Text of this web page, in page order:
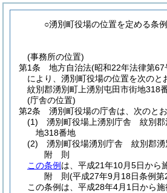
○湧別町役場の位置を定める条例
(事務所の位置)
第1条
地方自治法(昭和22年法律第67
により、湧別町役場の位置を次のと
紋別郡湧別町上湧別屯田市街地318
(庁舎の位置)
第2条
湧別町役場の庁舎は、次のとお
(1)
湧別町役場上湧別庁舎 紋別郡
地318番地
(2)
湧別町役場湧別庁舎 紋別郡湧
附 則
この条例 は、平成21年10月5日から
附 則(平成27年9月18日条例第
この条例は、平成28年4月1日から施